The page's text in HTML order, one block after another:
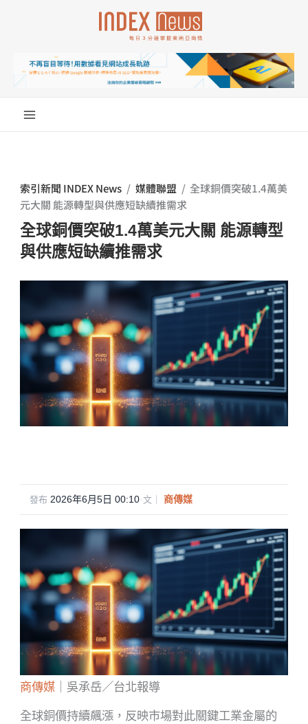
索引新聞 INDEX News / 媒體聯盟 / 全球銅價突破1.4萬美
元大關 能源轉型與供應短缺續推需求
全球銅價突破1.4萬美元大關 能源轉型
與供應短缺續推需求
發布 2026年6月5日 00:10·文｜ 商傳媒
商傳媒 ｜吳承岳／台北報導
全球銅價持續飆漲，反映市場對此關鍵工業金屬的